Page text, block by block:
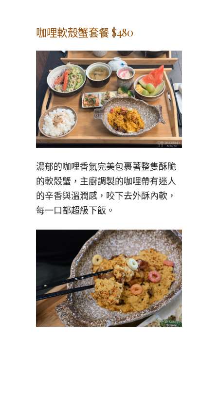
咖哩軟殼蟹套餐 $480
濃郁的咖哩香氣完美包裹著整隻酥脆
的軟殼蟹，主廚調製的咖哩帶有迷人
的辛香與溫潤感，咬下去外酥內軟，
每一口都超級下飯。